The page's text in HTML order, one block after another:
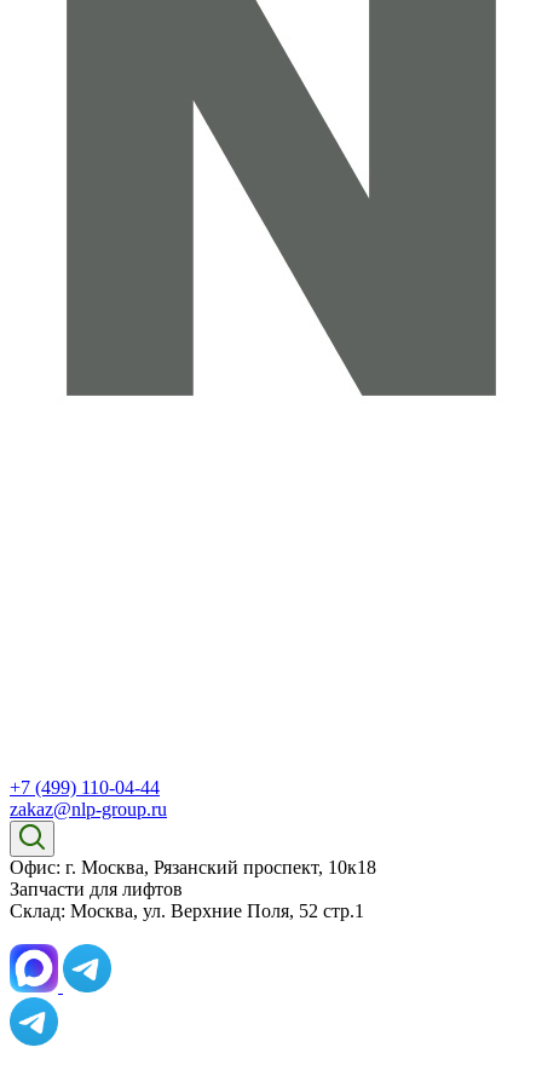
+7 (499) 110-04-44
zakaz@nlp-group.ru
Офис: г. Москва, Рязанский проспект, 10к18
Запчасти для лифтов
Склад: Москва, ул. Верхние Поля, 52 стр.1